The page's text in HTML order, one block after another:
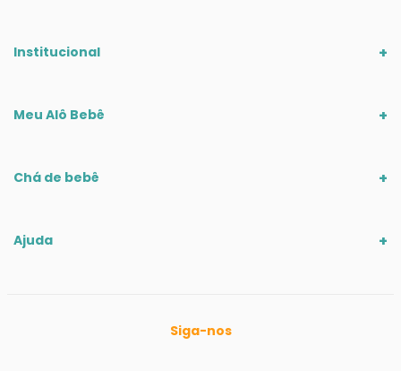
Institucional
Meu Alô Bebê
Chá de bebê
Ajuda
Siga-nos